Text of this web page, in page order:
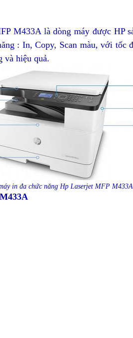
M433A là dòng máy được HP
: In, Copy, Scan màu, với
và hiệu quả.
in đa chức năng Hp Laserjet MFP M433A